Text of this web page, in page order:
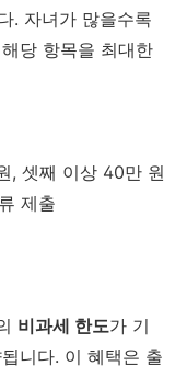
. 자녀가 많을수록
당 항목을 최대한
, 셋째 이상 40만 원
제출
비과세 한도가 기
니다. 이 혜택은 출